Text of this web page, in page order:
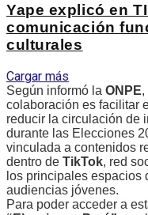
Yape explicó en
comunicación
culturales
Cargar más
Según informó la ONPE,
colaboración es facilitar
reducir la circulación de
durante las Elecciones
vinculada a contenidos
dentro de TikTok, red
los principales espacios
audiencias jóvenes.
Para poder acceder a